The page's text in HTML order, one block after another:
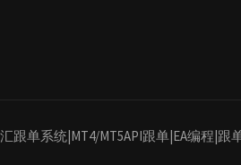
跟单系统|MT4/MT5API跟单|EA编程|跟